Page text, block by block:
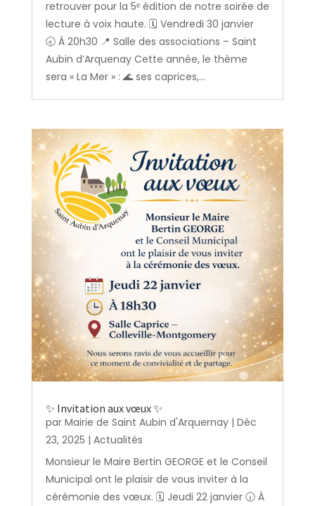
retrouver pour la 5ᵉ édition de notre soirée de
lecture à voix haute. 🗓️ Vendredi 30 janvier
🕣 À 20h30 📍 Salle des associations – Saint
Aubin d’Arquenay Cette année, le thème
sera « La Mer » : 🌊 ses caprices,...
✨ Invitation aux vœux ✨
par Mairie de Saint Aubin d'Arquernay| Déc
23, 2025 | Actualités
Monsieur le Maire Bertin GEORGE et le Conseil
Municipal ont le plaisir de vous inviter à la
cérémonie des vœux. 🗓️ Jeudi 22 janvier 🕡 À